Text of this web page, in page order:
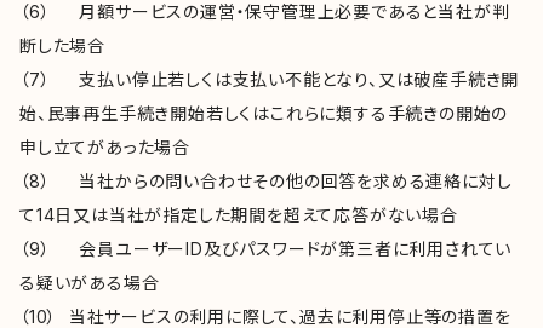
（6） 月額サービスの運営・保守管理上必要であると当社が判
断した場合
（7） 支払い停止若しくは支払い不能となり、又は破産手続き開
始、民事再生手続き開始若しくはこれらに類する手続きの開始の
申し立てがあった場合
（8） 当社からの問い合わせその他の回答を求める連絡に対し
て14日又は当社が指定した期間を超えて応答がない場合
（9） 会員ユーザーID及びパスワードが第三者に利用されてい
る疑いがある場合
（10） 当社サービスの利用に際して、過去に利用停止等の措置を